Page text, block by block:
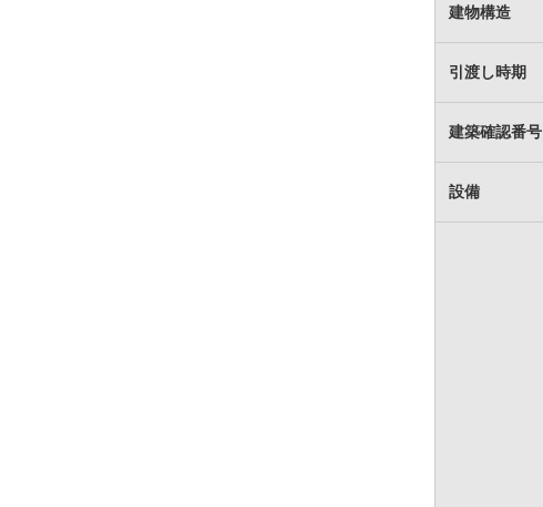
建物構造
引渡し時期
建築確認番号
設備